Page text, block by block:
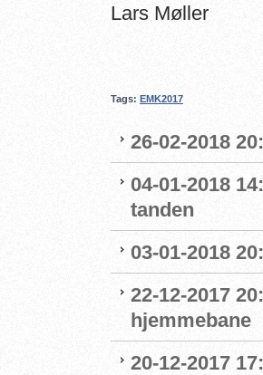
Lars Møller
Tags: EMK2017
26-02-2018
04-01-2018
tanden
03-01-2018
22-12-2017
hjemmebane
20-12-2017